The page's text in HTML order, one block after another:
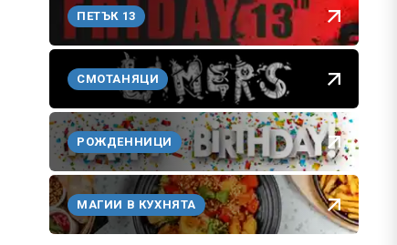
ПЕТЪК 13
СМОТАНЯЦИ
РОЖДЕННИЦИ
МАГИИ В КУХНЯТА